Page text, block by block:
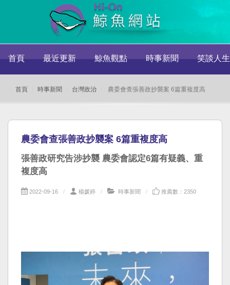
首頁 最近更新 鯨魚觀點 時事新聞 笑談人生
首頁 時事新聞 台灣政治 農委會查張善政抄襲案 6篇重複度高
農委會查張善政抄襲案 6篇重複度高
張善政研究告涉抄襲 農委會認定6篇有疑義、重
複度高
2022-09-16 楊媛婷 時事新聞 推薦數：2350